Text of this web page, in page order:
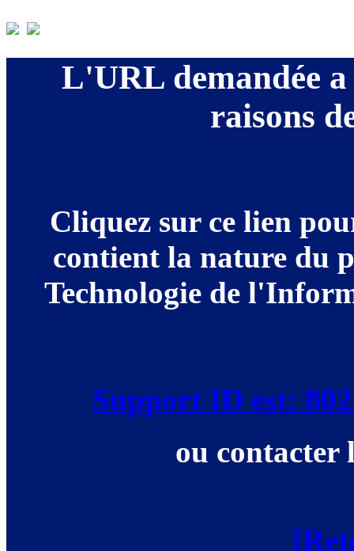
L'URL demandée a
raisons
Cliquez sur ce lien
contient la nature du
Technologie de
Support ID est:
ou contacter